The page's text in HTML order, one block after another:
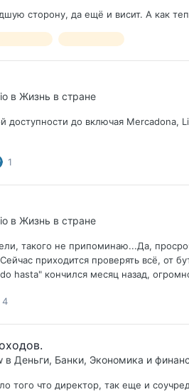
сторону, да ещё и висит. А как
в Жизнь в стране
доступности до включая Mercadona,
1
в Жизнь в стране
такого не припоминаю...Да,
приходится проверять всё, от
hasta" кончился месяц назад,
4
в Деньги, Банки, Экономика и
того что директор, так еще и